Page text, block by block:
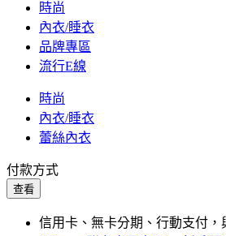
時尚
內衣/睡衣
品牌專區
流行E線
時尚
內衣/睡衣
蕾絲內衣
付款方式
查看
信用卡、無卡分期、行動支付，